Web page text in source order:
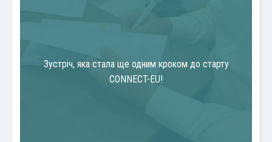
Зустріч, яка стала ще одним кроком до старту
CONNECT-EU!